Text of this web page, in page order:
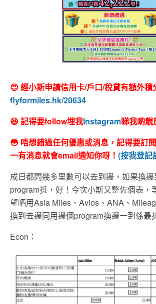
😍 經小斯申請信用卡/戶口/稅貸有額外積
flyformiles.hk/20634
😆 記得要follow埋我Instagram睇我啲靚
😳 唔想錯過任何優惠或消息，記得要訂
一有消息就會email通知你呀！ (按我登記
成日都問幾多里數可以去到邊，如果換
program抵，好！今次小斯又整佐個表，
望晒用Asia Miles、Avios、ANA、
換到去邊同用邊個program換邊一到係最
Econ：